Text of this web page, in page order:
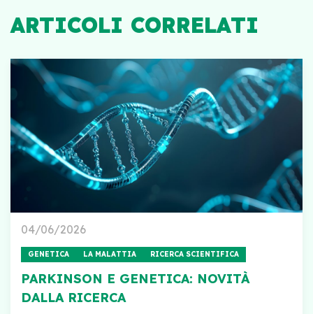
ARTICOLI CORRELATI
04/06/2026
GENETICA LA MALATTIA RICERCA SCIENTIFICA
PARKINSON E GENETICA: NOVITÀ
DALLA RICERCA